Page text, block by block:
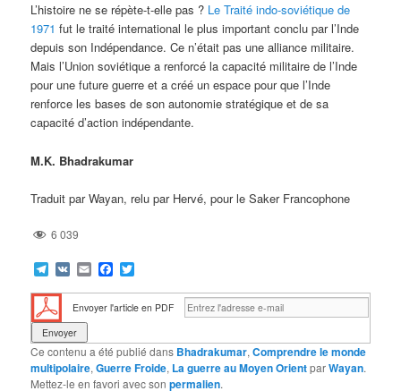
L’histoire ne se répète-t-elle pas ? Le Traité indo-soviétique de
1971 fut le traité international le plus important conclu par l’Inde
depuis son Indépendance. Ce n’était pas une alliance militaire.
Mais l’Union soviétique a renforcé la capacité militaire de l’Inde
pour une future guerre et a créé un espace pour que l’Inde
renforce les bases de son autonomie stratégique et de sa
capacité d’action indépendante.
M.K. Bhadrakumar
Traduit par Wayan, relu par Hervé, pour le Saker Francophone
6 039
Telegram
VK EmailFacebook
Envoyer l'article en PDF
Ce contenu a été publié dans Bhadrakumar,Comprendre le monde
multipolaire,Guerre Froide, La guerre au Moyen OrientparWayan.
Mettez-le en favori avec sonpermalien.